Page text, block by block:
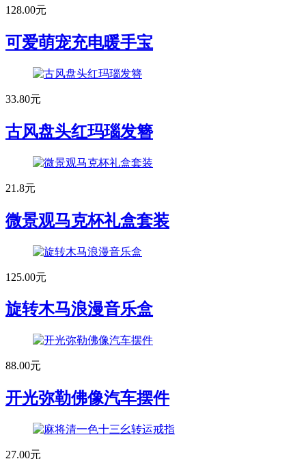
128.00元
可爱萌宠充电暖手宝
33.80元
古风盘头红玛瑙发簪
21.8元
微景观马克杯礼盒套装
125.00元
旋转木马浪漫音乐盒
88.00元
开光弥勒佛像汽车摆件
27.00元